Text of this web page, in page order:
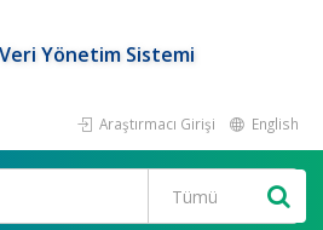
Yönetim Sistemi
Araştırmacı Girişi English